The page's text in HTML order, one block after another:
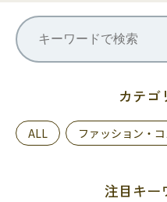
カテゴ
ALL ファッション・
注目キー